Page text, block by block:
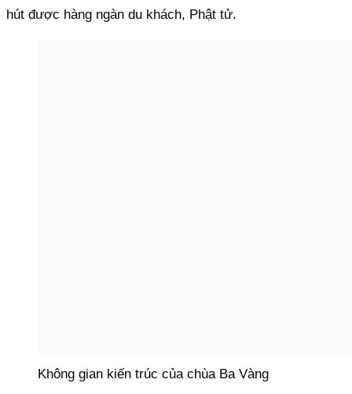
hút được hàng ngàn du khách, Phật tử.
Không gian kiến trúc của chùa Ba Vàng